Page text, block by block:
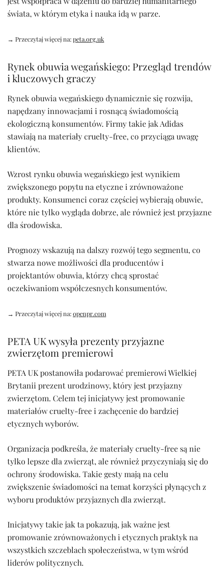
świata, w którym etyka i nauka idą w parze.
→ Przeczytaj więcej na:peta.org.uk
Rynek obuwia wegańskiego: Przegląd trendów
i kluczowych graczy
Rynek obuwia wegańskiego dynamicznie się rozwija,
napędzany innowacjami i rosnącą świadomością
ekologiczną konsumentów. Firmy takie jak Adidas
stawiają na materiały cruelty-free, co przyciąga uwagę
klientów.
Wzrost rynku obuwia wegańskiego jest wynikiem
zwiększonego popytu na etyczne i zrównoważone
produkty. Konsumenci coraz częściej wybierają obuwie,
które nie tylko wygląda dobrze, ale również jest przyjazne
dla środowiska.
Prognozy wskazują na dalszy rozwój tego segmentu, co
stwarza nowe możliwości dla producentów i
projektantów obuwia, którzy chcą sprostać
oczekiwaniom współczesnych konsumentów.
→ Przeczytaj więcej na:openpr.com
PETA UK wysyła prezenty przyjazne
zwierzętom premierowi
PETA UK postanowiła podarować premierowi Wielkiej
Brytanii prezent urodzinowy, który jest przyjazny
zwierzętom. Celem tej inicjatywy jest promowanie
materiałów cruelty-free i zachęcenie do bardziej
etycznych wyborów.
Organizacja podkreśla, że materiały cruelty-free są nie
tylko lepsze dla zwierząt, ale również przyczyniają się do
ochrony środowiska. Takie gesty mają na celu
zwiększenie świadomości na temat korzyści płynących z
wyboru produktów przyjaznych dla zwierząt.
Inicjatywy takie jak ta pokazują, jak ważne jest
promowanie zrównoważonych i etycznych praktyk na
wszystkich szczeblach społeczeństwa, w tym wśród
liderów politycznych.